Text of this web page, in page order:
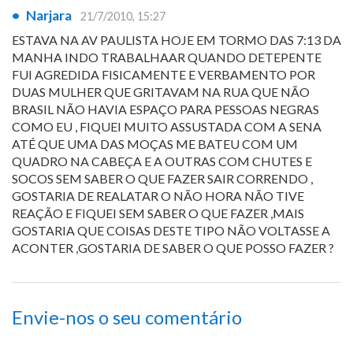
• Narjara 21/7/2010, 15:27
ESTAVA NA AV PAULISTA HOJE EM TORMO DAS 7:13 DA
MANHA INDO TRABALHAAR QUANDO DETEPENTE
FUI AGREDIDA FISICAMENTE E VERBAMENTO POR
DUAS MULHER QUE GRITAVAM NA RUA QUE NÃO
BRASIL NÃO HAVIA ESPAÇO PARA PESSOAS NEGRAS
COMO EU , FIQUEI MUITO ASSUSTADA COM A SENA
ATÉ QUE UMA DAS MOÇAS ME BATEU COM UM
QUADRO NA CABEÇA E A OUTRAS COM CHUTES E
SOCOS SEM SABER O QUE FAZER SAIR CORRENDO ,
GOSTARIA DE REALATAR O NÃO HORA NÃO TIVE
REAÇÃO E FIQUEI SEM SABER O QUE FAZER ,MAIS
GOSTARIA QUE COISAS DESTE TIPO NÃO VOLTASSE A
ACONTER ,GOSTARIA DE SABER O QUE POSSO FAZER ?
Envie-nos o seu comentário